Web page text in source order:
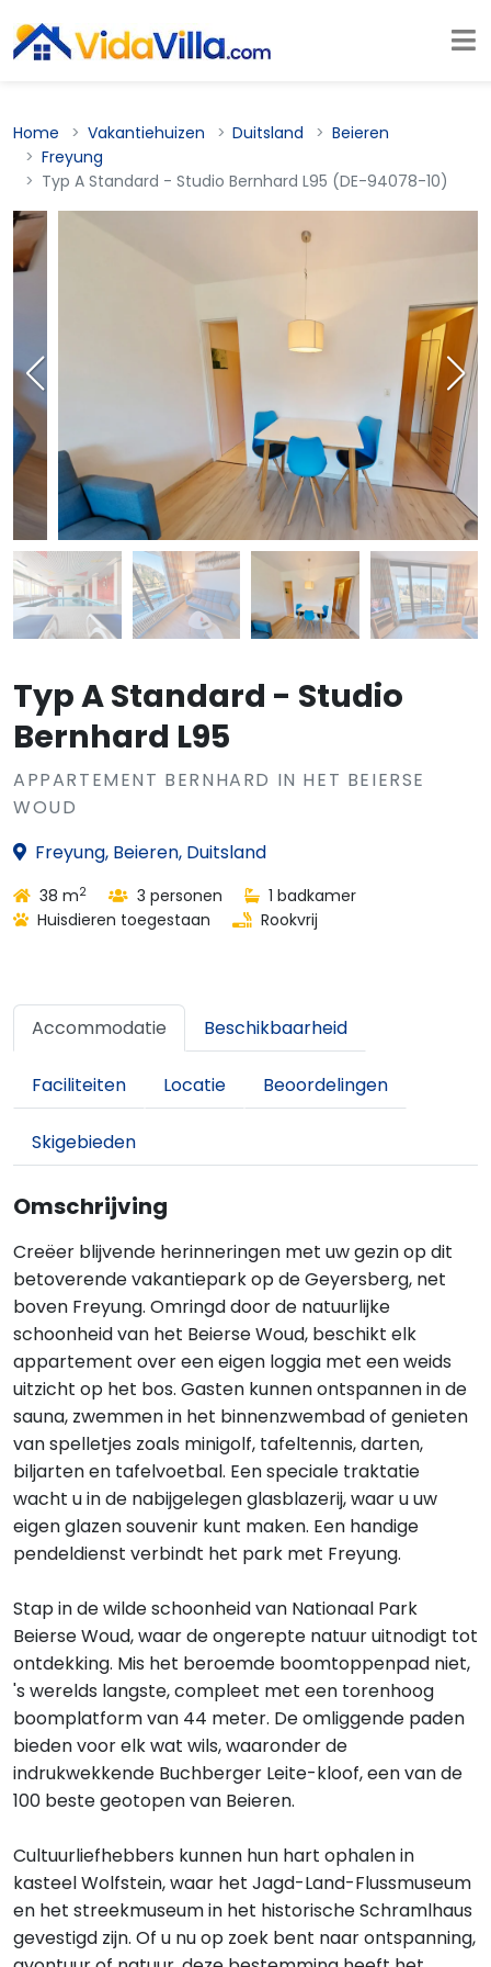
Home Vakantiehuizen Duitsland
Beieren
Freyung
Typ A Standard - Studio Bernhard L95 (DE-94078-10)
Typ A Standard - Studio
Bernhard L95
APPARTEMENT BERNHARD IN HET BEIERSE
WOUD
Freyung, Beieren, Duitsland
38 m2 3 personen
1 badkamer
Huisdieren toegestaan
Rookvrij
Accommodatie Beschikbaarheid
Faciliteiten Locatie Beoordelingen
Skigebieden
Omschrijving
Creëer blijvende herinneringen met uw gezin op dit
betoverende vakantiepark op de Geyersberg, net
boven Freyung. Omringd door de natuurlijke
schoonheid van het Beierse Woud, beschikt elk
appartement over een eigen loggia met een weids
uitzicht op het bos. Gasten kunnen ontspannen in de
sauna, zwemmen in het binnenzwembad of genieten
van spelletjes zoals minigolf, tafeltennis, darten,
biljarten en tafelvoetbal. Een speciale traktatie
wacht u in de nabijgelegen glasblazerij, waar u uw
eigen glazen souvenir kunt maken. Een handige
pendeldienst verbindt het park met Freyung.
Stap in de wilde schoonheid van Nationaal Park
Beierse Woud, waar de ongerepte natuur uitnodigt tot
ontdekking. Mis het beroemde boomtoppenpad niet,
's werelds langste, compleet met een torenhoog
boomplatform van 44 meter. De omliggende paden
bieden voor elk wat wils, waaronder de
indrukwekkende Buchberger Leite-kloof, een van de
100 beste geotopen van Beieren.
Cultuurliefhebbers kunnen hun hart ophalen in
kasteel Wolfstein, waar het Jagd-Land-Flussmuseum
en het streekmuseum in het historische Schramlhaus
gevestigd zijn. Of u nu op zoek bent naar ontspanning,